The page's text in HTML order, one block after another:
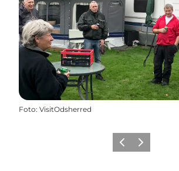
Foto: VisitOdsherred
Vorherige Folie
Nächste Folie